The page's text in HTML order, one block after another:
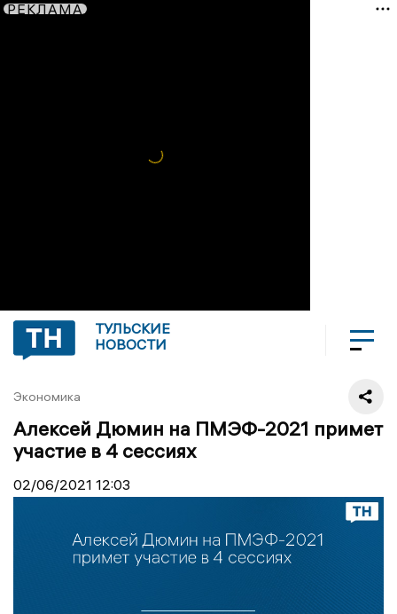
РЕКЛАМА
ТУЛЬСКИЕ
НОВОСТИ
Экономика
Алексей Дюмин на ПМЭФ-2021 примет
участие в 4 сессиях
02/06/2021 12:03